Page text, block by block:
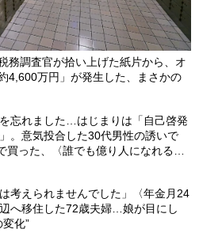
務調査官が拾い上げた紙片から、オ
4,600万円」が発生した、まさかの
忘れました…はじまりは「自己啓発
。意気投合した30代男性の誘いで
買った、〈誰でも億り人になれる
は考えられませんでした」〈年金月24
へ移住した72歳夫婦…娘が目にし
変化”